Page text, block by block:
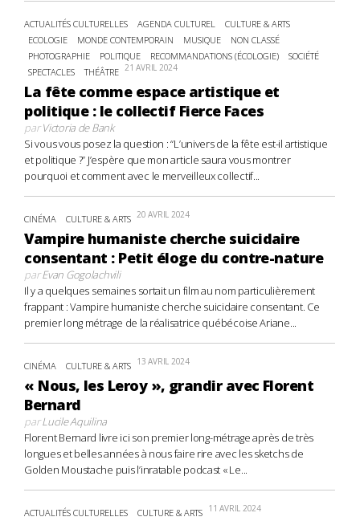
ACTUALITÉS CULTURELLES AGENDA CULTUREL
CULTURE & ARTS
ECOLOGIE
MONDE CONTEMPORAIN MUSIQUE
NON CLASSÉ
PHOTOGRAPHIE
POLITIQUE RECOMMANDATIONS (ÉCOLOGIE)
SOCIÉTÉ
SPECTACLES
THÉÂTRE 21 AVRIL 2024
La fête comme espace artistique et
politique : le collectif Fierce Faces
parVictoria de Bank
Si vous vous posez la question : “L’univers de la fête est-il artistique
et politique ?” J’espère que mon article saura vous montrer
pourquoi et comment avec le merveilleux collectif...
CINÉMA CULTURE & ARTS 20 AVRIL 2024
Vampire humaniste cherche suicidaire
consentant : Petit éloge du contre-nature
parEvan Gogolachvili
Il y a quelques semaines sortait un film au nom particulièrement
frappant : Vampire humaniste cherche suicidaire consentant. Ce
premier long métrage de la réalisatrice québécoise Ariane...
CINÉMA CULTURE & ARTS 13 AVRIL 2024
« Nous, les Leroy », grandir avec Florent
Bernard
parLucile Aquilina
Florent Bernard livre ici son premier long-métrage après de très
longues et belles années à nous faire rire avec les sketchs de
Golden Moustache puis l’inratable podcast « Le...
ACTUALITÉS CULTURELLES CULTURE & ARTS 11 AVRIL 2024